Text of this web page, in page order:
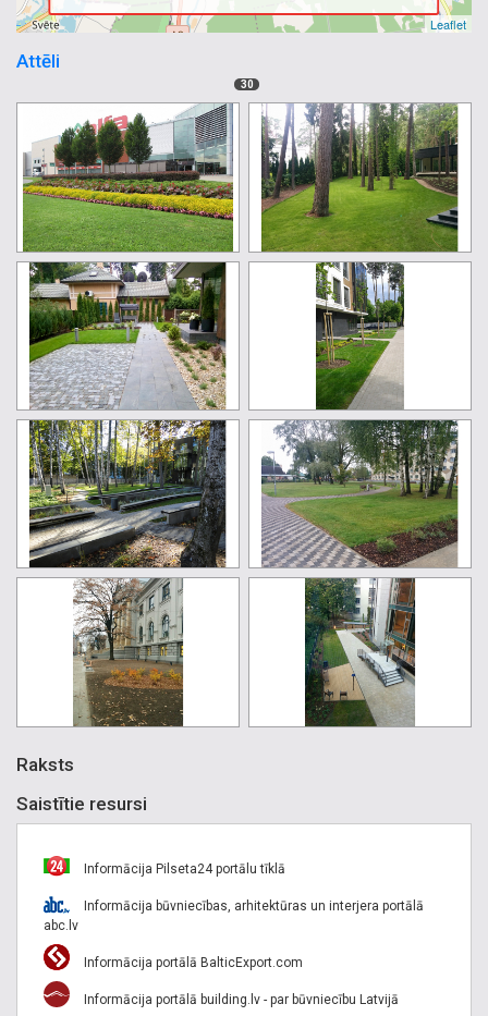
Leaflet
Attēli
30
Raksts
Saistītie resursi
Informācija Pilseta24 portālu tīklā
Informācija būvniecības, arhitektūras un interjera portālā
abc.lv
Informācija portālā BalticExport.com
Informācija portālā building.lv - par būvniecību Latvijā